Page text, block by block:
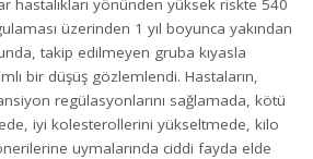
hastalıkları yönünden yüksek riskte 540
üzerinden 1 yıl boyunca yakından
takip edilmeyen gruba kıyasla
bir düşüş gözlemlendi. Hastaların,
regülasyonlarını sağlamada, kötü
iyi kolesterollerini yükseltmede, kilo
uymalarında ciddi fayda elde